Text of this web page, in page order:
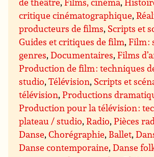
critique cinématographique,
producteurs de films, Scripts et
Guides et critiques de film,Film :
genres,Documentaires,Films
Production de film : techniques
studio,Télévision, Scripts et
télévision,Productions
Production pour la télévision :
plateau / studio,Radio,Pièces
Danse,Chorégraphie, Ballet,
Danse contemporaine,Danse